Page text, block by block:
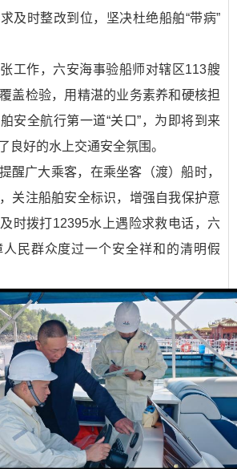
及时整改到位，坚决杜绝船舶“带病”
工作，六安海事验船师对辖区113艘
盖检验，用精湛的业务素养和硬核担
安全航行第一道“关口”，为即将到来
良好的水上交通安全氛围。
醒广大乘客，在乘坐客（渡）船时，
关注船舶安全标识，增强自我保护意
时拨打12395水上遇险求救电话，六
民群众度过一个安全祥和的清明假